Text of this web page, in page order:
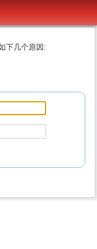
下几个原因: